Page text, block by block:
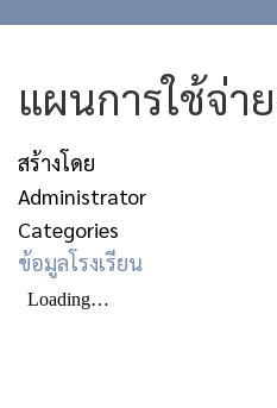
แผนการใช้จ่า
สร้างโดย
Administrator
Categories
ข้อมูลโรงเรียน